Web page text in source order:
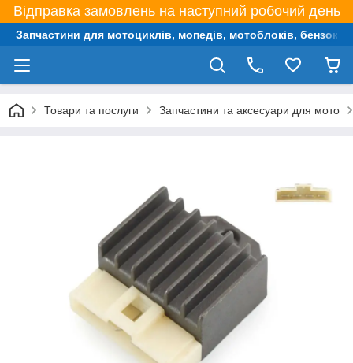
Відправка замовлень на наступний робочий день
Запчастини для мотоциклів, мопедів, мотоблоків,
Товари та послуги Запчастини та аксесуари для мото